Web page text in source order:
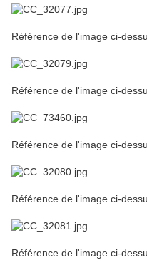
Référence de l'image ci-
Référence de l'image ci-
Référence de l'image ci-
Référence de l'image ci-
Référence de l'image ci-